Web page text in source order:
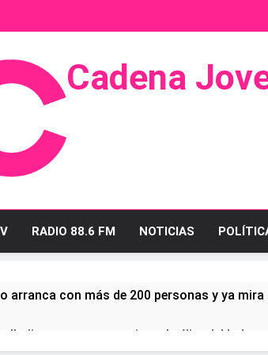
Cadena
Radio Y Televisión
RADIO 88.6 FM NOTICIAS
arranca con más de 200 personas y ya
linense tras conquistar la élite del